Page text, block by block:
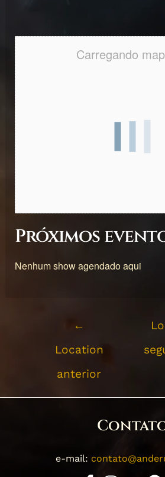
Carregando
Próximos
Nenhum show agendado aqui
←
Location
anterior
e-mail: